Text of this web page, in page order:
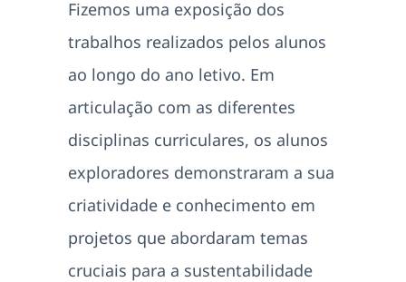
Fizemos uma exposição dos
trabalhos realizados pelos alunos
ao longo do ano letivo. Em
articulação com as diferentes
disciplinas curriculares, os alunos
exploradores demonstraram a sua
criatividade e conhecimento em
projetos que abordaram temas
cruciais para a sustentabilidade